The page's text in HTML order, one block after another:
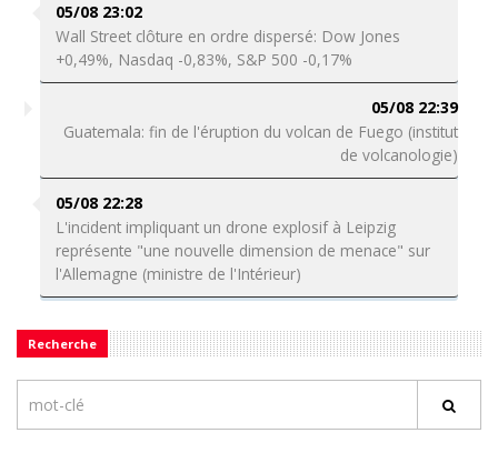
05/08 23:02
Wall Street clôture en ordre dispersé: Dow Jones
+0,49%, Nasdaq -0,83%, S&P 500 -0,17%
05/08 22:39
Guatemala: fin de l'éruption du volcan de Fuego (institut
de volcanologie)
05/08 22:28
L'incident impliquant un drone explosif à Leipzig
représente "une nouvelle dimension de menace" sur
l'Allemagne (ministre de l'Intérieur)
Recherche